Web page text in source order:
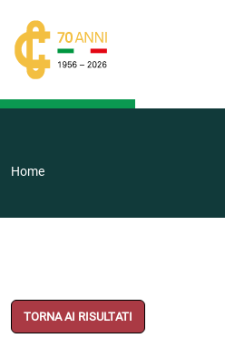
Home
TORNA AI RISULTATI